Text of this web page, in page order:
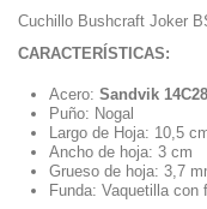
Cuchillo Bushcraft Joker
CARACTERÍSTICAS:
Acero: Sandvik
Puño: Nogal
Largo de Hoja: 10,5
Ancho de hoja: 3 cm
Grueso de hoja: 3,7
Funda: Vaquetilla con